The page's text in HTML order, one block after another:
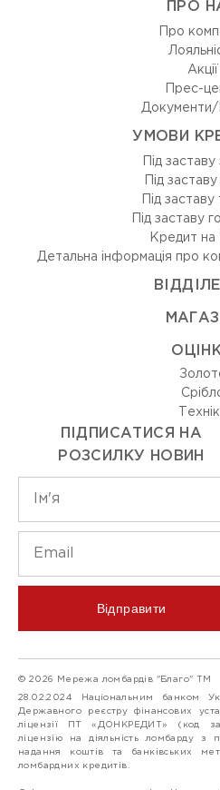
ПРО
Про
Акції
Прес-
Документи/
УМОВИ
Під
Під
Під заставу
Під заставу
Кредит на
Детальна інформація про
ПІДПИСАТИСЯ НА
РОЗСИЛКУ НОВИН
Відправити
© 2026 Мережа ломбардів "Благо" ТМ
28.02.2024 Національним банком
Державного реєстру фінансових
ліцензії ПТ «ДОНКРЕДИТ» (код
ліцензію на діяльність ломбарду з
надання коштів та банківських
ломбардних кредитів.